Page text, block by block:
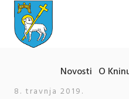
Novosti O
8. travnja 2019.